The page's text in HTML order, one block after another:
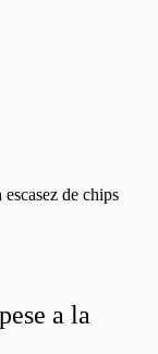
de chips
a la